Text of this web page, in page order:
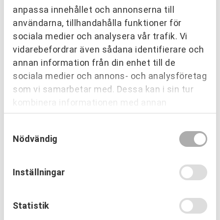
anpassa innehållet och annonserna till
användarna, tillhandahålla funktioner för
sociala medier och analysera vår trafik. Vi
vidarebefordrar även sådana identifierare och
annan information från din enhet till de
sociala medier och annons- och analysföretag
som vi samarbetar med. Dessa kan i sin tur
kombinera informationen med annan
information som du har tillhandahållit eller
som de har samlat in när du har använt deras
tjänster.
Nödvändig
Inställningar
Statistik
partnering. Vi löste problemen tillsammans.
Alla har fått komma till tals på möten varje
vecka. Det har gjort oss till en bättre
grupp, tycker
Jens Lundén,
produktiosnchef på Skanska.